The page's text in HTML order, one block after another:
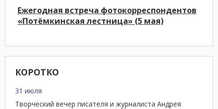
КОРОТКО
31 июля
Творческий вечер писателя и журналиста Андрея
Ежегодная встреча фотокорреспондентов
«Потёмкинская лестница» (5 мая)